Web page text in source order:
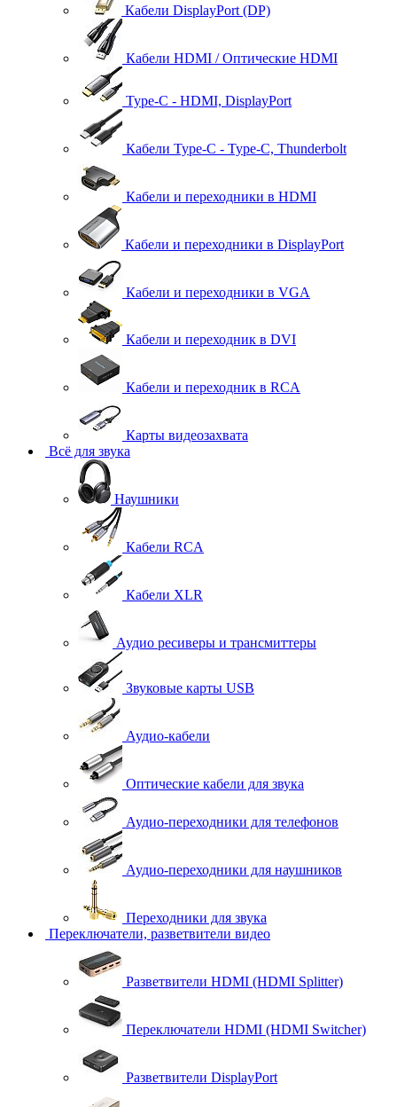
Кабели DisplayPort (DP)
Кабели HDMI / Оптические HDMI
Type-C - HDMI, DisplayPort
Кабели Type-C - Type-C, Thunderbolt
Кабели и переходники в HDMI
Кабели и переходники в DisplayPort
Кабели и переходники в VGA
Кабели и переходник в DVI
Кабели и переходник в RCA
Карты видеозахвата
Всё для звука
Наушники
Кабели RCA
Кабели XLR
Аудио ресиверы и трансмиттеры
Звуковые карты USB
Аудио-кабели
Оптические кабели для звука
Аудио-переходники для телефонов
Аудио-переходники для наушников
Переходники для звука
Переключатели, разветвители видео
Разветвители HDMI (HDMI Splitter)
Переключатели HDMI (HDMI Switcher)
Разветвители DisplayPort